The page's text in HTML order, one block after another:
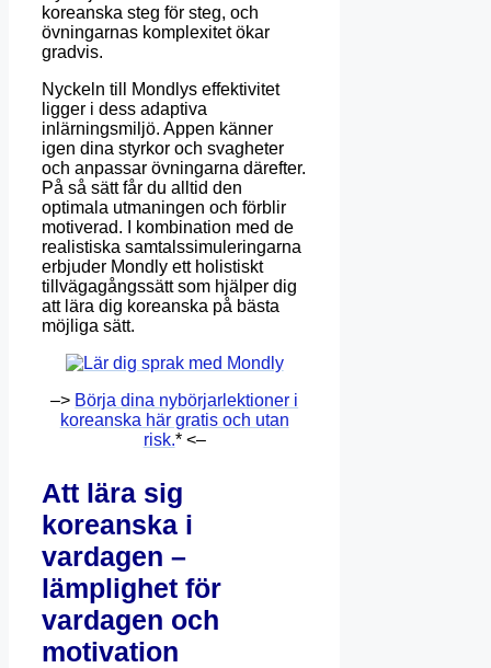
koreanska steg för steg, och
övningarnas komplexitet ökar
gradvis.
Nyckeln till Mondlys effektivitet
ligger i dess adaptiva
inlärningsmiljö. Appen känner
igen dina styrkor och svagheter
och anpassar övningarna därefter.
På så sätt får du alltid den
optimala utmaningen och förblir
motiverad. I kombination med de
realistiska samtalssimuleringarna
erbjuder Mondly ett holistiskt
tillvägagångssätt som hjälper dig
att lära dig koreanska på bästa
möjliga sätt.
–> Börja dina nybörjarlektioner i
koreanska här gratis och utan
risk.* <–
Att lära sig
koreanska i
vardagen –
lämplighet för
vardagen och
motivation